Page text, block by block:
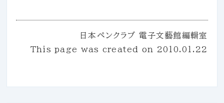
日本ペンクラブ 電子文藝館編輯室
This page was created on 2010.01.22